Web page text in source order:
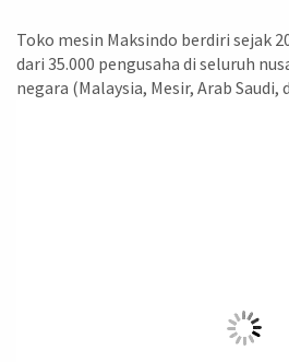
Toko mesin Maksindo berdiri sejak
dari 35.000 pengusaha di seluruh
negara (Malaysia, Mesir, Arab Saudi,